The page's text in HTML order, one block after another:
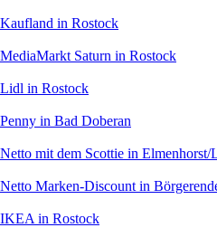
Kaufland in Rostock
MediaMarkt Saturn in Rostock
Lidl in Rostock
Penny in Bad Doberan
Netto mit dem Scottie in Elmenhorst/
Netto Marken-Discount in
IKEA in Rostock